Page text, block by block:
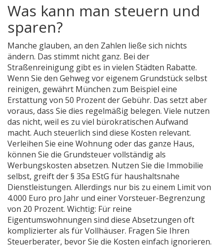
Was kann man steuern und
sparen?
Manche glauben, an den Zahlen ließe sich nichts
ändern. Das stimmt nicht ganz. Bei der
Straßenreinigung gibt es in vielen Städten Rabatte.
Wenn Sie den Gehweg vor eigenem Grundstück selbst
reinigen, gewährt München zum Beispiel eine
Erstattung von 50 Prozent der Gebühr. Das setzt aber
voraus, dass Sie dies regelmäßig belegen. Viele nutzen
das nicht, weil es zu viel bürokratischen Aufwand
macht. Auch steuerlich sind diese Kosten relevant.
Verleihen Sie eine Wohnung oder das ganze Haus,
können Sie die Grundsteuer vollständig als
Werbungskosten absetzen. Nutzen Sie die Immobilie
selbst, greift der § 35a EStG für haushaltsnahe
Dienstleistungen. Allerdings nur bis zu einem Limit von
4.000 Euro pro Jahr und einer Vorsteuer-Begrenzung
von 20 Prozent. Wichtig: Für reine
Eigentumswohnungen sind diese Absetzungen oft
komplizierter als für Vollhäuser. Fragen Sie Ihren
Steuerberater, bevor Sie die Kosten einfach ignorieren.